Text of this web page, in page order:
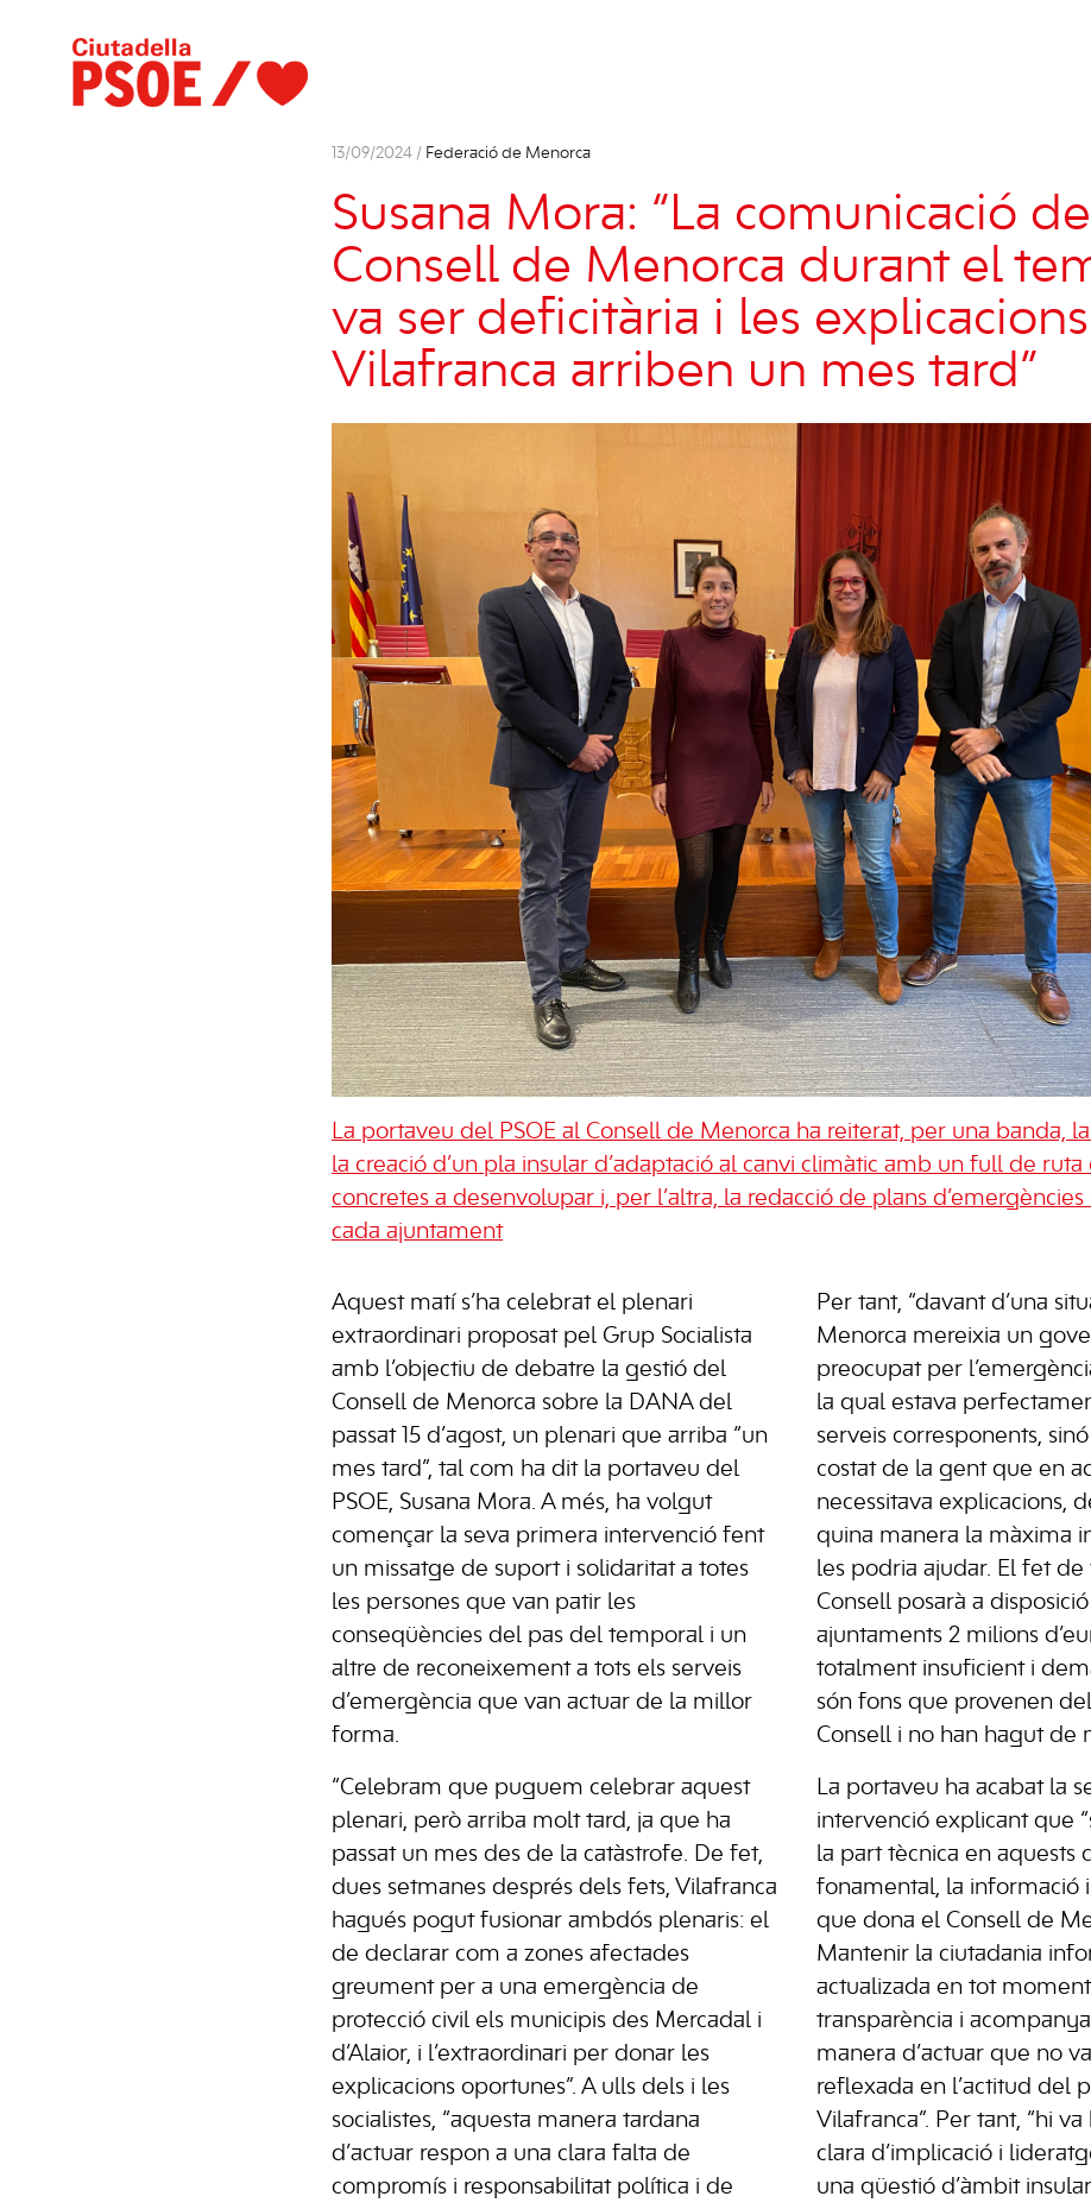
13/09/2024 / Federació de Menorca
Susana Mora: “La comunicació
Consell de Menorca durant el
va ser deficitària i les
Vilafranca arriben un mes tard”
La portaveu del PSOE al Consell de Menorca ha reiterat, per una banda,
la creació d’un pla insular d’adaptació al canvi climàtic amb un full de ruta
concretes a desenvolupar i, per l’altra, la redacció de plans
cada ajuntament
Aquest matí s’ha celebrat el plenari
extraordinari proposat pel Grup Socialista
amb l’objectiu de debatre la gestió del
Consell de Menorca sobre la DANA del
passat 15 d’agost, un plenari que arriba “un
mes tard”, tal com ha dit la portaveu del
PSOE, Susana Mora. A més, ha volgut
començar la seva primera intervenció fent
un missatge de suport i solidaritat a totes
les persones que van patir les
conseqüències del pas del temporal i un
altre de reconeixement a tots els serveis
d’emergència que van actuar de la millor
forma.
“Celebram que puguem celebrar aquest
plenari, però arriba molt tard, ja que ha
passat un mes des de la catàstrofe. De fet,
dues setmanes després dels fets, Vilafranca
hagués pogut fusionar ambdós plenaris: el
de declarar com a zones afectades
greument per a una emergència de
protecció civil els municipis des Mercadal i
d’Alaior, i l’extraordinari per donar les
explicacions oportunes”. A ulls dels i les
socialistes, “aquesta manera tardana
d’actuar respon a una clara falta de
compromís i responsabilitat política i de
Per tant, “davant d’una
Menorca mereixia un
preocupat per
la qual estava
serveis corresponents,
costat de la gent que en
necessitava explicacions,
quina manera la màxima
les podria ajudar. El fet
Consell posarà a
ajuntaments 2 milions
totalment insuficient i
són fons que provenen
Consell i no han hagut de
La portaveu ha acabat la
intervenció explicant que
la part tècnica en aquests
fonamental, la informació
que dona el Consell de
Mantenir la ciutadania
actualizada en tot
transparència i
manera d’actuar que no
reflexada en l’actitud del
Vilafranca”. Per tant, “hi
clara d’implicació i
una qüestió d’àmbit